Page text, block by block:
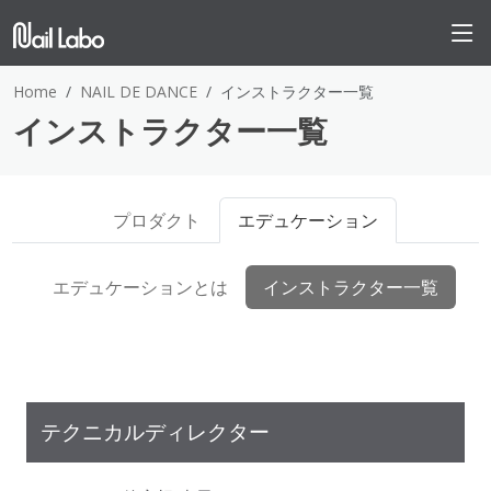
Home NAIL DE DANCE インストラクター一覧
インストラクター一覧
プロダクト エデュケーション
エデュケーションとは インストラクター一覧
テクニカルディレクター